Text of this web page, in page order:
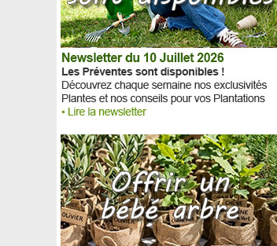
Fraisier 'Cijosée'
Fraisier 'Cirafine'
Fraisier 'Colossus', Fraisier géant
Fraisier 'Favori'
Fraisier 'Framberry', Fraise-Framboise
Fraisier 'Gariguette'
Fraisier 'Gento'
Fraisier 'Maestro'
Fraisier 'Manille'
Fraisier 'Mara des bois'
Fraisier 'Mariguette' cov MA 99
Fraisier 'Matis'
Fraisier 'Maxim'
Fraisier 'Mount Everest'
Fraisier 'Pineberry', Fraise blanche-Ananas